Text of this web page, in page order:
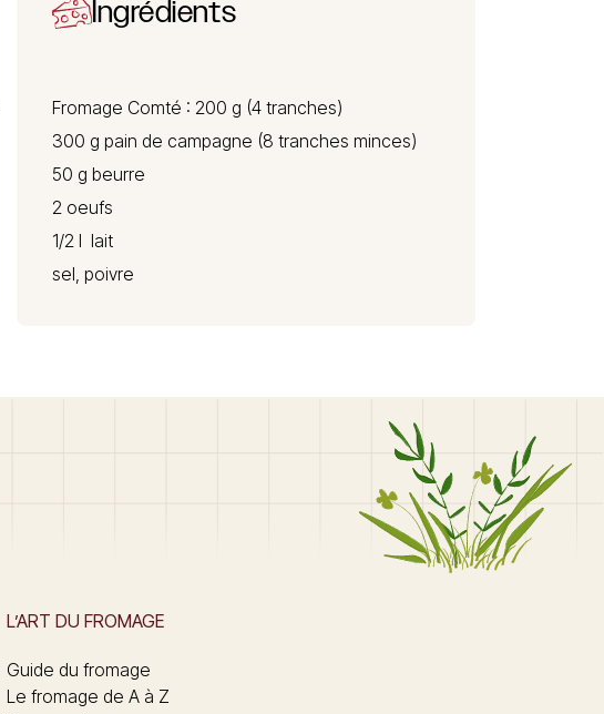
Ingrédients
Fromage Comté : 200 g (4 tranches)
300 g pain de campagne (8 tranches minces)
50 g beurre
2 oeufs
1/2 l lait
sel, poivre
L’ART DU FROMAGE
Guide du fromage
Le fromage de A à Z